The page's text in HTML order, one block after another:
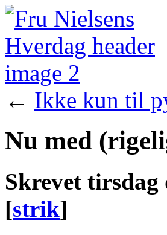
← Ikke kun til
Nu med
Skrevet tirsdag
[strik]